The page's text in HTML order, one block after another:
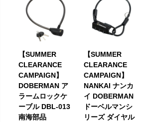
【SUMMER
CLEARANCE
CAMPAIGN】
DOBERMAN ア
ラームロックケ
ーブル DBL-013
南海部品
【SUMMER
CLEARANCE
CAMPAIGN】
NANKAI ナンカ
イ DOBERMAN
ドーベルマンシ
リーズ ダイヤル